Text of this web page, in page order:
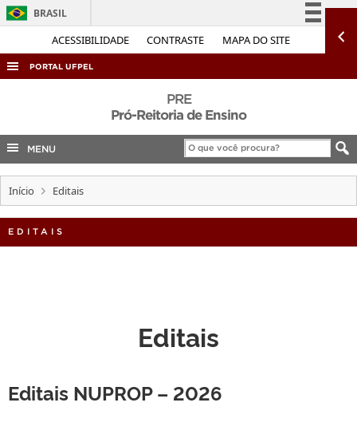
ACESSIBILIDADE CONTRASTE MAPA DO SITE
BRASIL
Simplifique!
Acesso à informação
Legislação
Canais
PORTAL UFPEL
COBALTO
CONCURSOS
INTERNACIONAL
PRE
Pró-Reitoria de Ensino
MENU
Início Editais
EDITAIS
Editais
Editais NUPROP – 2026